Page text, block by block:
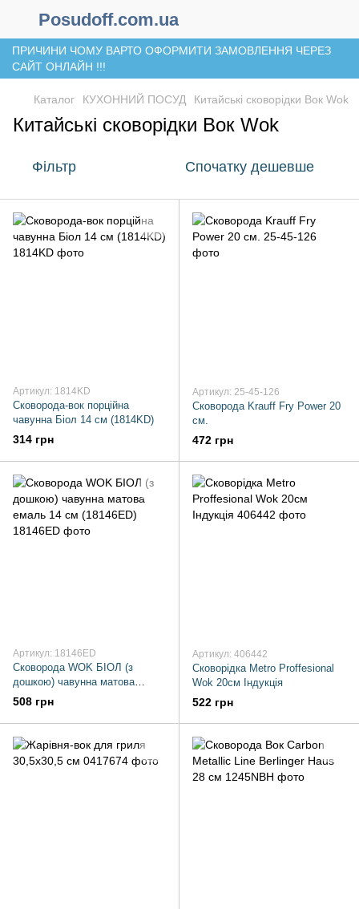
Posudoff.com.ua
ПРИЧИНИ ЧОМУ ВАРТО ОФОРМИТИ ЗАМОВЛЕННЯ ЧЕРЕЗ
САЙТ ОНЛАЙН !!!
Каталог КУХОННИЙ ПОСУД Китайські сковорідки Вок Wok
Китайські сковорідки Вок Wok
Фільтр Спочатку дешевше
Артикул: 1814KD
Сковорода-вок порційна
чавунна Біол 14 см (1814KD)
314 грн
Артикул: 25-45-126
Сковорода Krauff Fry Power 20
см.
472 грн
Артикул: 18146ED
Сковорода WOK БІОЛ (з
дошкою) чавунна матова
емаль 14 см (18146ED)
508 грн
Артикул: 406442
Сковорідка Metro Proffesional
Wok 20см Індукція
522 грн